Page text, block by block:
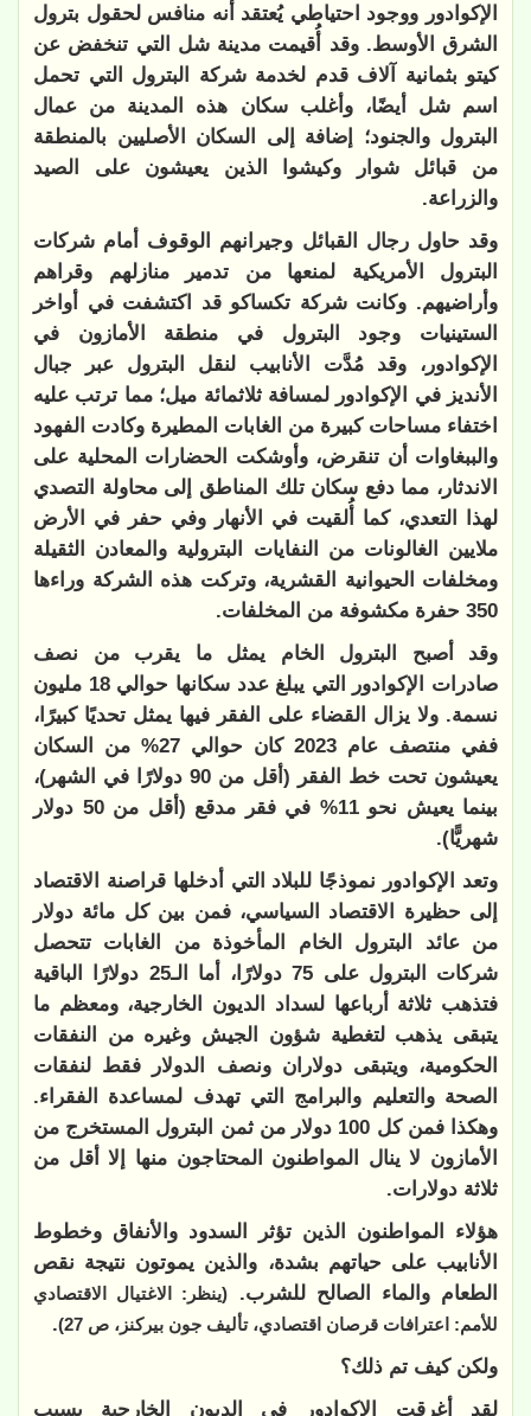
الإكوادور ووجود احتياطي يُعتقد أنه منافس لحقول بترول
الشرق الأوسط. وقد أُقيمت مدينة شل التي تنخفض عن
كيتو بثمانية آلاف قدم لخدمة شركة البترول التي تحمل
اسم شل أيضًا، وأغلب سكان هذه المدينة من عمال
البترول والجنود؛ إضافة إلى السكان الأصليين بالمنطقة
من قبائل شوار وكيشوا الذين يعيشون على الصيد
والزراعة.
وقد حاول رجال القبائل وجيرانهم الوقوف أمام شركات
البترول الأمريكية لمنعها من تدمير منازلهم وقراهم
وأراضيهم. وكانت شركة تكساكو قد اكتشفت في أواخر
الستينيات وجود البترول في منطقة الأمازون في
الإكوادور، وقد مُدَّت الأنابيب لنقل البترول عبر جبال
الأنديز في الإكوادور لمسافة ثلاثمائة ميل؛ مما ترتب عليه
اختفاء مساحات كبيرة من الغابات المطيرة وكادت الفهود
والببغاوات أن تنقرض، وأوشكت الحضارات المحلية على
الاندثار، مما دفع سكان تلك المناطق إلى محاولة التصدي
لهذا التعدي، كما أُلقيت في الأنهار وفي حفر في الأرض
ملايين الغالونات من النفايات البترولية والمعادن الثقيلة
ومخلفات الحيوانية القشرية، وتركت هذه الشركة وراءها
350 حفرة مكشوفة من المخلفات.
وقد أصبح البترول الخام يمثل ما يقرب من نصف
صادرات الإكوادور التي يبلغ عدد سكانها حوالي 18 مليون
نسمة. ولا يزال القضاء على الفقر فيها يمثل تحديًا كبيرًا،
ففي منتصف عام 2023 كان حوالي 27% من السكان
يعيشون تحت خط الفقر (أقل من 90 دولارًا في الشهر)،
بينما يعيش نحو 11% في فقر مدقع (أقل من 50 دولار
شهريًّا).
وتعد الإكوادور نموذجًا للبلاد التي أدخلها قراصنة الاقتصاد
إلى حظيرة الاقتصاد السياسي، فمن بين كل مائة دولار
من عائد البترول الخام المأخوذة من الغابات تتحصل
شركات البترول على 75 دولارًا، أما الـ25 دولارًا الباقية
فتذهب ثلاثة أرباعها لسداد الديون الخارجية، ومعظم ما
يتبقى يذهب لتغطية شؤون الجيش وغيره من النفقات
الحكومية، ويتبقى دولاران ونصف الدولار فقط لنفقات
الصحة والتعليم والبرامج التي تهدف لمساعدة الفقراء.
وهكذا فمن كل 100 دولار من ثمن البترول المستخرج من
الأمازون لا ينال المواطنون المحتاجون منها إلا أقل من
ثلاثة دولارات.
هؤلاء المواطنون الذين تؤثر السدود والأنفاق وخطوط
الأنابيب على حياتهم بشدة، والذين يموتون نتيجة نقص
الطعام والماء الصالح للشرب.
(ينظر: الاغتيال الاقتصادي
للأمم: اعترافات قرصان اقتصادي، تأليف جون بيركنز، ص 27)
.
ولكن كيف تم ذلك؟
لقد أغرقت الإكوادور في الديون الخارجية بسبب